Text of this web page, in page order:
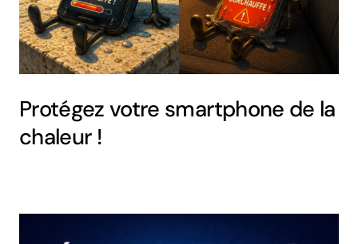
Protégez votre smartphone de la
chaleur !